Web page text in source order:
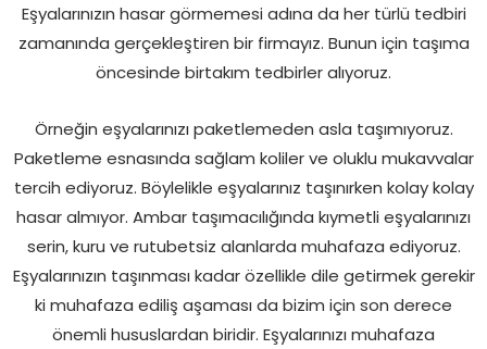
Eşyalarınızın hasar görmemesi adına da her türlü tedbiri
zamanında gerçekleştiren bir firmayız. Bunun için taşıma
öncesinde birtakım tedbirler alıyoruz.
Örneğin eşyalarınızı paketlemeden asla taşımıyoruz.
Paketleme esnasında sağlam koliler ve oluklu mukavvalar
tercih ediyoruz. Böylelikle eşyalarınız taşınırken kolay kolay
hasar almıyor. Ambar taşımacılığında kıymetli eşyalarınızı
serin, kuru ve rutubetsiz alanlarda muhafaza ediyoruz.
Eşyalarınızın taşınması kadar özellikle dile getirmek gerekir
ki muhafaza ediliş aşaması da bizim için son derece
önemli hususlardan biridir. Eşyalarınızı muhafaza